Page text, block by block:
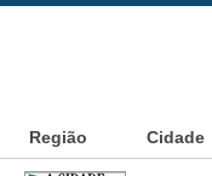
Região Cidade